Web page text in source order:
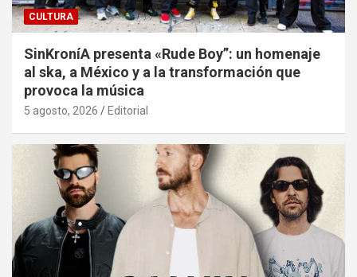
CULTURA
SinKroníA presenta «Rude Boy”: un homenaje
al ska, a México y a la transformación que
provoca la música
5 agosto, 2026 Editorial